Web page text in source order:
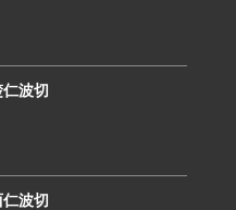
波切
波切